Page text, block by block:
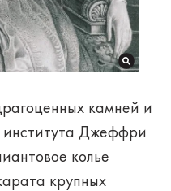
камней и
института Джеффри
колье
крупных